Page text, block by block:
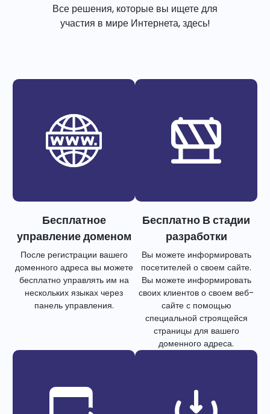
Все решения, которые вы ищете для
участия в мире Интернета, здесь!
Бесплатное
управление доменом
После регистрации вашего
доменного адреса вы можете
бесплатно управлять им на
нескольких языках через
панель управления.
Бесплатно В стадии
разработки
Вы можете информировать
посетителей о своем сайте.
Вы можете информировать
своих клиентов о своем веб-
сайте с помощью
специальной строящейся
страницы для вашего
доменного адреса.